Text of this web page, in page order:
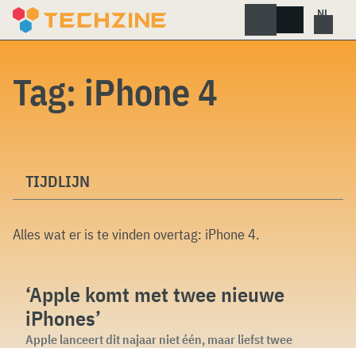
Skip
Tag: iPhone 4
TIJDLIJN
Alles wat er is te vinden overtag: iPhone 4.
‘Apple komt met twee nieuwe
iPhones’
Apple lanceert dit najaar niet één, maar liefst twee